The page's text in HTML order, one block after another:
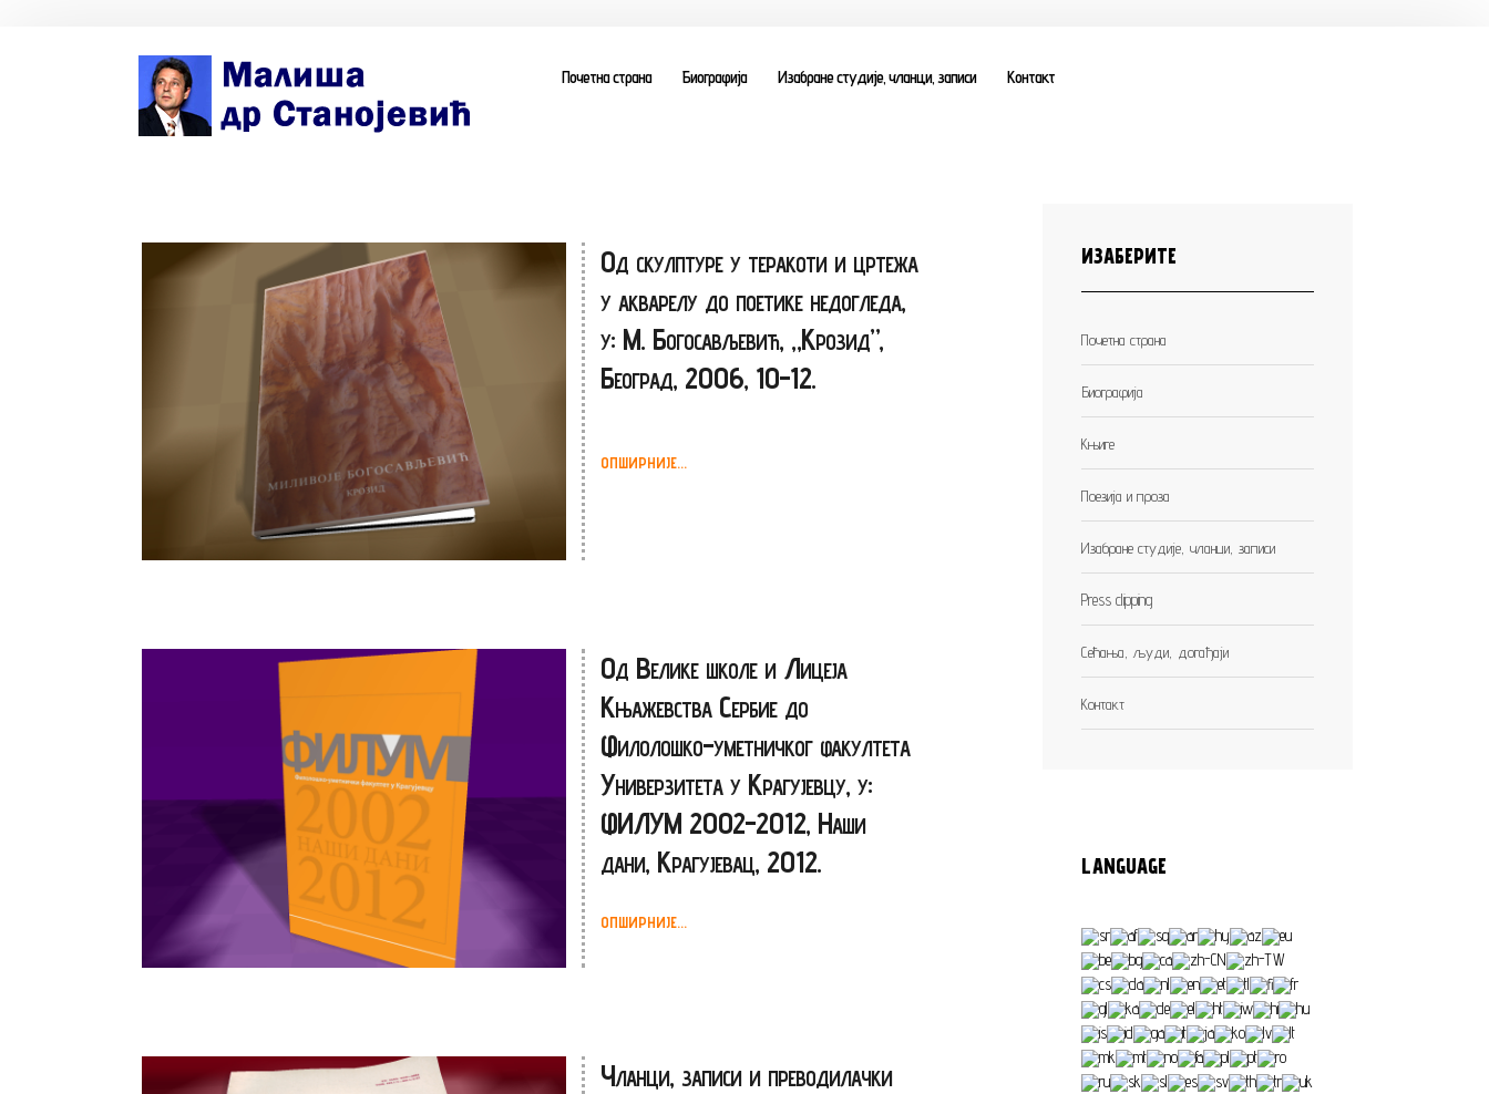
Почетна страна
Изабране студије, чланци, записи
Почетна страна Биографија Изабране студије, чланци, записи Контакт
Од скулптуре у теракоти и цртежа
у акварелу до поетике недогледа,
у: М. Богосављевић, „Крозид”,
Београд, 2006, 10-12.
ОПШИРНИЈЕ...
Од Велике школе и Лицеја
Књажевства Сербие до
Филолошко-уметничког факултета
Универзитета у Крагујевцу, у:
ФИЛУМ 2002-2012, Наши
дани, Крагујевац, 2012.
ОПШИРНИЈЕ...
Чланци, записи и преводилачки
ИЗАБЕРИТЕ
Почетна страна
Биографија
Књиге
Поезија и проза
Изабране студије, чланци, записи
Press clipping
Сећања, људи, догађаји
Контакт
LANGUAGE